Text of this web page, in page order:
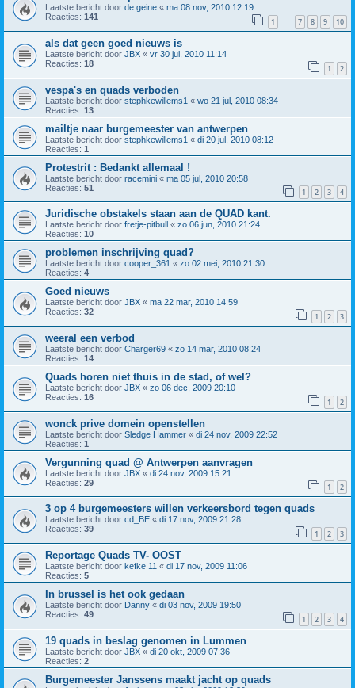
Laatste bericht door de geine « ma 08 nov, 2010 12:19
Reacties: 141 1 7 8 9 10
als dat geen goed nieuws is
Laatste bericht door JBX « vr 30 jul, 2010 11:14
Reacties: 18 1 2
vespa's en quads verboden
Laatste bericht door stephkewillems1 « wo 21 jul, 2010 08:34
Reacties: 13
mailtje naar burgemeester van antwerpen
Laatste bericht door stephkewillems1 « di 20 jul, 2010 08:12
Reacties: 1
Protestrit : Bedankt allemaal !
Laatste bericht door racemini « ma 05 jul, 2010 20:58
Reacties: 51 1 2 3 4
Juridische obstakels staan aan de QUAD kant.
Laatste bericht door fretje-pitbull « zo 06 jun, 2010 21:24
Reacties: 10
problemen inschrijving quad?
Laatste bericht door cooper_361 « zo 02 mei, 2010 21:30
Reacties: 4
Goed nieuws
Laatste bericht door JBX « ma 22 mar, 2010 14:59
Reacties: 32 1 2 3
weeral een verbod
Laatste bericht door Charger69 « zo 14 mar, 2010 08:24
Reacties: 14
Quads horen niet thuis in de stad, of wel?
Laatste bericht door JBX « zo 06 dec, 2009 20:10
Reacties: 16 1 2
wonck prive domein openstellen
Laatste bericht door Sledge Hammer « di 24 nov, 2009 22:52
Reacties: 1
Vergunning quad @ Antwerpen aanvragen
Laatste bericht door JBX « di 24 nov, 2009 15:21
Reacties: 29 1 2
3 op 4 burgemeesters willen verkeersbord tegen quads
Laatste bericht door cd_BE « di 17 nov, 2009 21:28
Reacties: 39 1 2 3
Reportage Quads TV- OOST
Laatste bericht door kefke 11 « di 17 nov, 2009 11:06
Reacties: 5
In brussel is het ook gedaan
Laatste bericht door Danny « di 03 nov, 2009 19:50
Reacties: 49 1 2 3 4
19 quads in beslag genomen in Lummen
Laatste bericht door JBX « di 20 okt, 2009 07:36
Reacties: 2
Burgemeester Janssens maakt jacht op quads